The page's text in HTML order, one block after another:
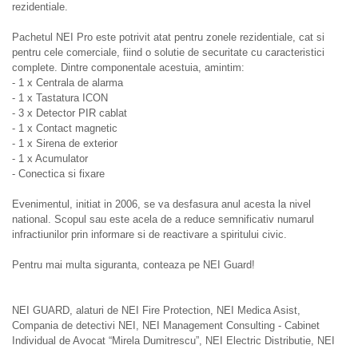
rezidentiale.
Pachetul NEI Pro este potrivit atat pentru zonele rezidentiale, cat si
pentru cele comerciale, fiind o solutie de securitate cu caracteristici
complete. Dintre componentale acestuia, amintim:
- 1 x Centrala de alarma
- 1 x Tastatura ICON
- 3 x Detector PIR cablat
- 1 x Contact magnetic
- 1 x Sirena de exterior
- 1 x Acumulator
- Conectica si fixare
Evenimentul, initiat in 2006, se va desfasura anul acesta la nivel
national. Scopul sau este acela de a reduce semnificativ numarul
infractiunilor prin informare si de reactivare a spiritului civic.
Pentru mai multa siguranta, conteaza pe NEI Guard!
NEI GUARD, alaturi de NEI Fire Protection, NEI Medica Asist,
Compania de detectivi NEI, NEI Management Consulting - Cabinet
Individual de Avocat “Mirela Dumitrescu”, NEI Electric Distributie, NEI